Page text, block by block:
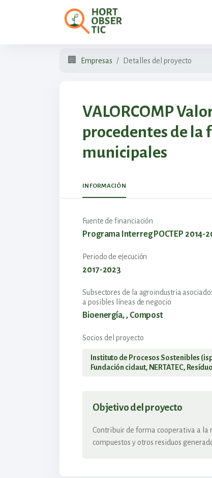
🏢 Empresas Detalles del proyecto
VALORCOMP
procedentes de la
municipales
INFORMACIÓN
Fuente de financiación
Programa Interreg POCTEP 2014-
Periodo de ejecución
2017-2023
Subsectores de la agroindustria
a posibles líneas de negocio
Bioenergía, , Compost
Socios del proyecto
Instituto de Procesos Sostenibles
Fundación cidaut, NERTATEC,
Objetivo del proyecto
Contribuir de forma cooperativa a la
compuestos y otros residuos